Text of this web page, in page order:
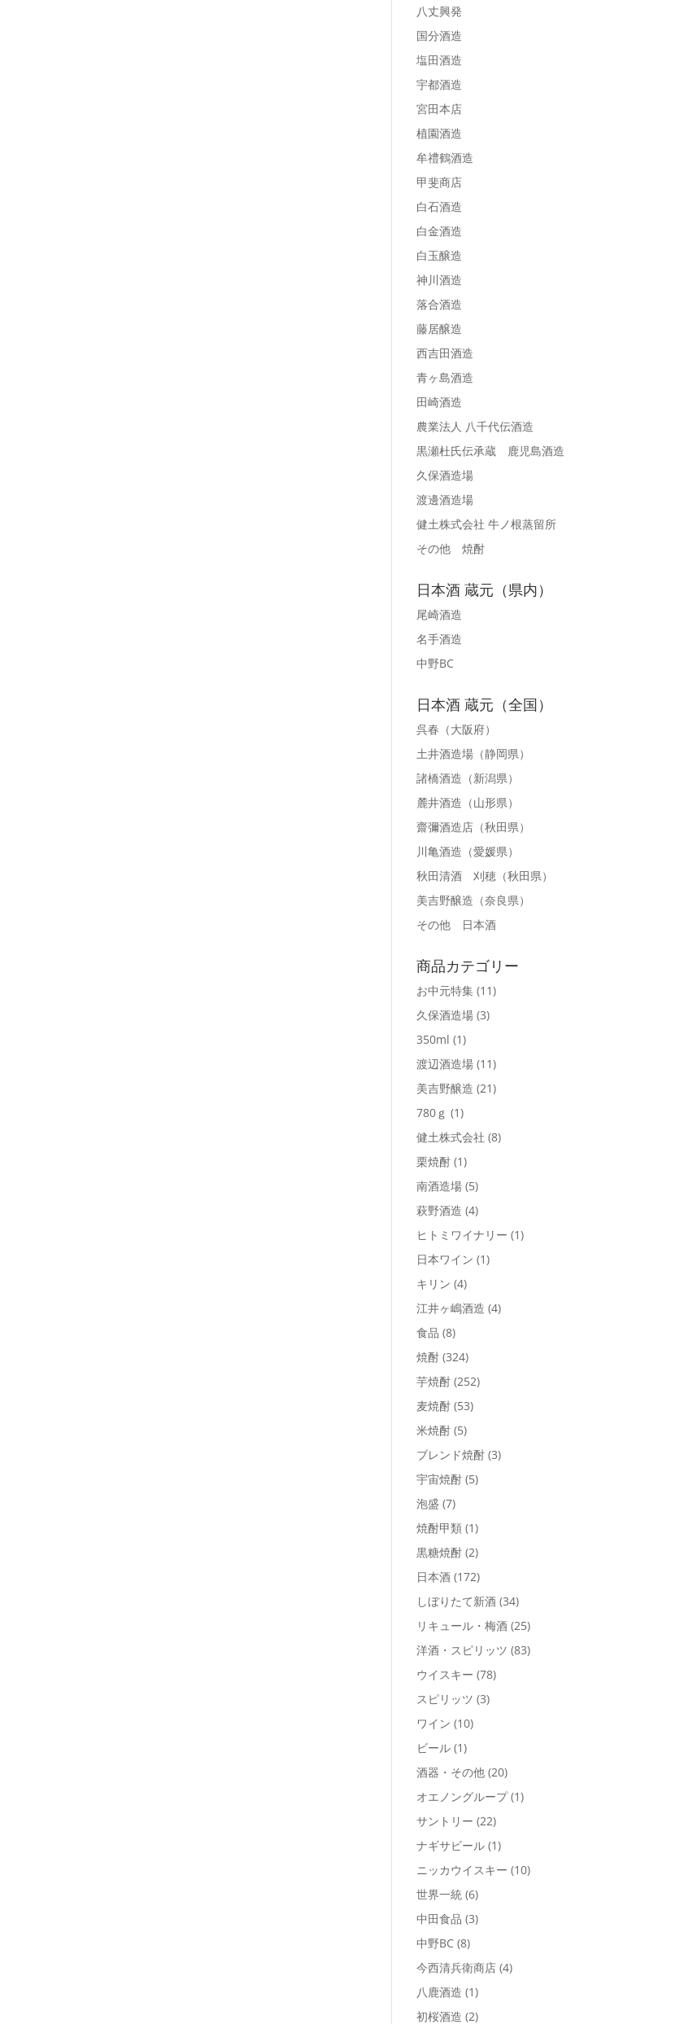
八丈興発
国分酒造
塩田酒造
宇都酒造
宮田本店
植園酒造
牟禮鶴酒造
甲斐商店
白石酒造
白金酒造
白玉醸造
神川酒造
落合酒造
藤居醸造
西吉田酒造
青ヶ島酒造
田崎酒造
農業法人 八千代伝酒造
黒瀬杜氏伝承蔵 鹿児島酒造
久保酒造場
渡邊酒造場
健土株式会社 牛ノ根蒸留所
その他 焼酎
日本酒 蔵元（県内）
尾崎酒造
名手酒造
中野BC
日本酒 蔵元（全国）
呉春 （大阪府）
土井酒造場 （静岡県）
諸橋酒造 （新潟県）
麓井酒造 （山形県）
齋彌酒造店 （秋田県）
川亀酒造 （愛媛県）
秋田清酒 刈穂 （秋田県）
美吉野醸造 （奈良県）
その他 日本酒
商品カテゴリー
お中元特集 (11)
久保酒造場 (3)
350ml (1)
渡辺酒造場 (11)
美吉野醸造 (21)
780ｇ (1)
健土株式会社 (8)
栗焼酎 (1)
南酒造場 (5)
萩野酒造 (4)
ヒトミワイナリー (1)
日本ワイン (1)
キリン (4)
江井ヶ嶋酒造 (4)
食品 (8)
焼酎 (324)
芋焼酎 (252)
麦焼酎 (53)
米焼酎 (5)
ブレンド焼酎 (3)
宇宙焼酎 (5)
泡盛 (7)
焼酎甲類 (1)
黒糖焼酎 (2)
日本酒 (172)
しぼりたて新酒 (34)
リキュール・梅酒 (25)
洋酒・スピリッツ (83)
ウイスキー (78)
スピリッツ (3)
ワイン (10)
ビール (1)
酒器・その他 (20)
オエノングループ (1)
サントリー (22)
ナギサビール (1)
ニッカウイスキー (10)
世界一統 (6)
中田食品 (3)
中野BC (8)
今西清兵衛商店 (4)
八鹿酒造 (1)
初桜酒造 (2)